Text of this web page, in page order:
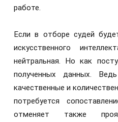
работе.
Если в отборе судей
искусственного
нейтральная. Но как
полученных данных.
качественные и
потребуется
отменяет также